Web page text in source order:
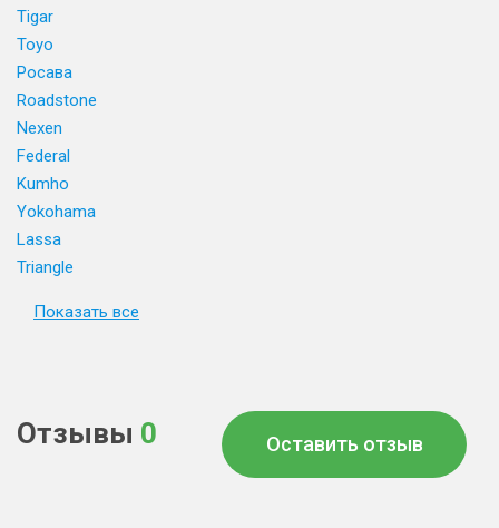
Tigar
Toyo
Росава
Roadstone
Nexen
Federal
Kumho
Yokohama
Lassa
Triangle
Показать все
Отзывы 0 Оставить отзыв